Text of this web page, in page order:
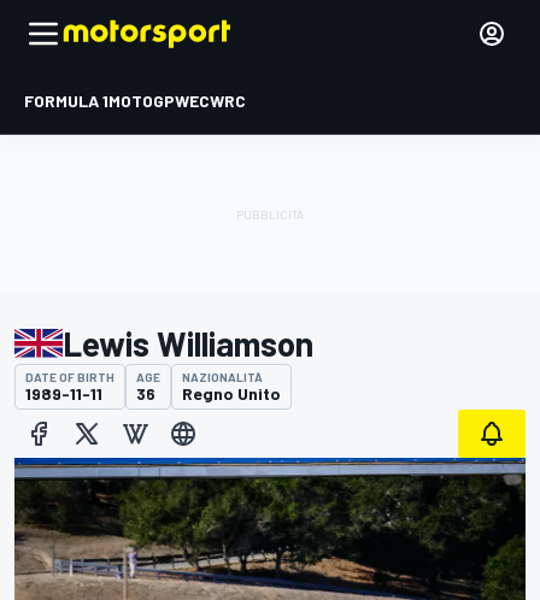
FORMULA 1MOTOGPWECWRC
Lewis Williamson
DATE OF BIRTH
1989-11-11
AGE
36
NAZIONALITÀ
Regno Unito